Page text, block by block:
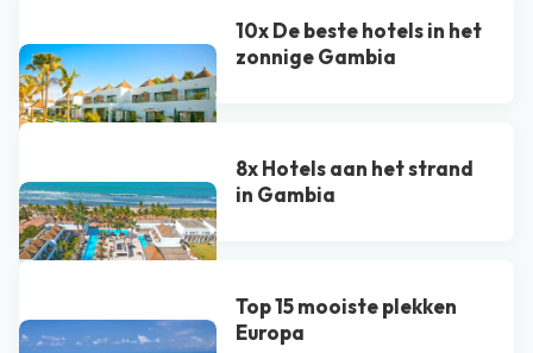
10x De beste hotels in het
zonnige Gambia
8x Hotels aan het strand
in Gambia
Top 15 mooiste plekken
Europa